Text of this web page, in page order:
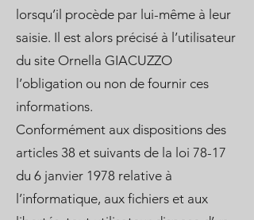
lorsqu’il procède par lui-même à leur
saisie. Il est alors précisé à l’utilisateur
du site Ornella GIACUZZO
l’obligation ou non de fournir ces
informations.
Conformément aux dispositions des
articles 38 et suivants de la loi 78-17
du 6 janvier 1978 relative à
l’informatique, aux fichiers et aux